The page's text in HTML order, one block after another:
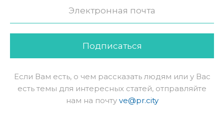
Подписаться
Если Вам есть, о чем рассказать людям или у Вас
есть темы для интересных статей, отправляйте
нам на почту ve@pr.city